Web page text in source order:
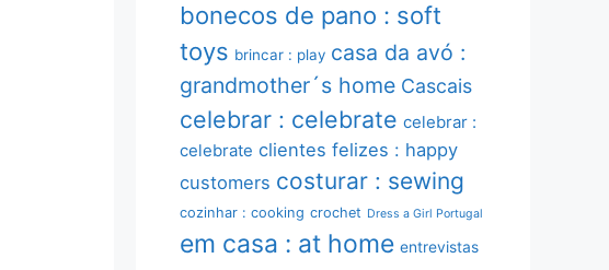
bonecos de pano : soft
toys brincar : play casa da avó :
grandmother´s home Cascais
celebrar : celebrate celebrar :
celebrate clientes felizes : happy
customers costurar : sewing
cozinhar : cooking crochet Dress a Girl Portugal
em casa : at home entrevistas